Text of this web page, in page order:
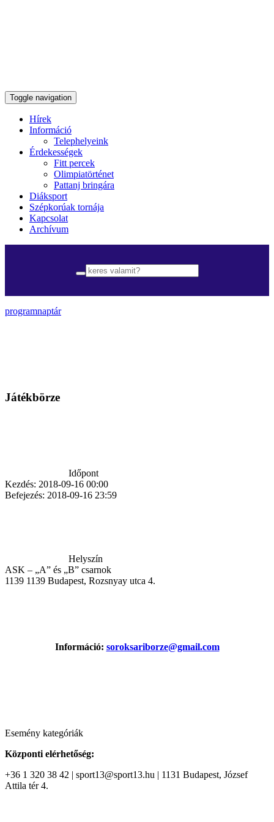
Toggle navigation
Hírek
Információ
Telephelyeink
Érdekességek
Fitt percek
Olimpiatörténet
Pattanj bringára
Diáksport
Szépkorúak tornája
Kapcsolat
Archívum
programnaptár
Játékbörze
Időpont
Kezdés: 2018-09-16 00:00
Befejezés: 2018-09-16 23:59
Helyszín
ASK – „A” és „B” csarnok
1139 1139 Budapest, Rozsnyay utca 4.
Információ: soroksariborze@gmail.com
Esemény kategóriák
Központi elérhetőség:
+36 1 320 38 42 | sport13@sport13.hu | 1131 Budapest, József
Attila tér 4.